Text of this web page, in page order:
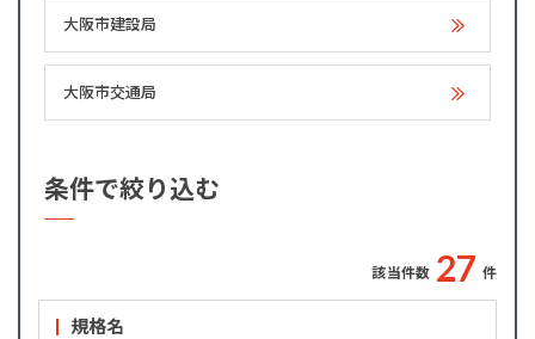
大阪市建設局
大阪市交通局
条件で絞り込む
該当件数 27 件
規格名